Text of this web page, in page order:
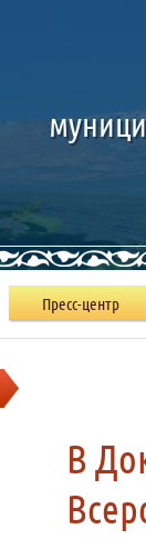
В
Пресс-центр